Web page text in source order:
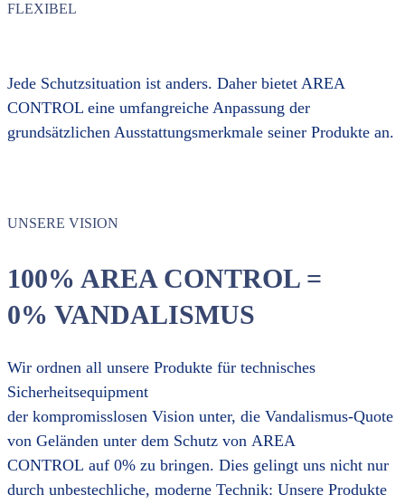
FLEXIBEL
Jede Schutzsituation ist anders. Daher bietet AREA
CONTROL eine umfangreiche Anpassung der
grundsätzlichen Ausstattungsmerkmale seiner Produkte an.
UNSERE VISION
100% AREA CONTROL =
0% VANDALISMUS
Wir ordnen all unsere Produkte für technisches
Sicherheitsequipment
der kompromisslosen Vision unter, die Vandalismus-Quote
von Geländen unter dem Schutz von AREA
CONTROL auf 0% zu bringen. Dies gelingt uns nicht nur
durch unbestechliche, moderne Technik: Unsere Produkte